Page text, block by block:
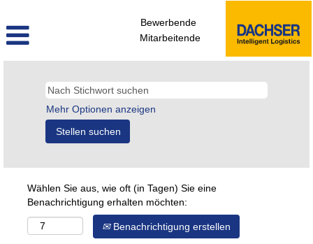
Bewerbende
Mitarbeitende
Mehr Optionen anzeigen
Wählen Sie aus, wie oft (in Tagen) Sie eine
Benachrichtigung erhalten möchten:
Benachrichtigung erstellen